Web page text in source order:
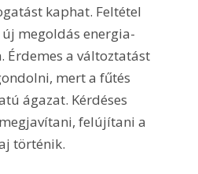
kaphat. Feltétel
megoldás energia-
a változtatást
mert a fűtés
ágazat. Kérdéses
felújítani a
történik.